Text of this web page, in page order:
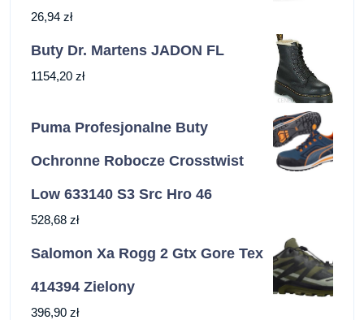
26,94 zł
Buty Dr. Martens JADON FL
1154,20 zł
Puma Profesjonalne Buty
Ochronne Robocze Crosstwist
Low 633140 S3 Src Hro 46
528,68 zł
Salomon Xa Rogg 2 Gtx Gore Tex
414394 Zielony
396,90 zł